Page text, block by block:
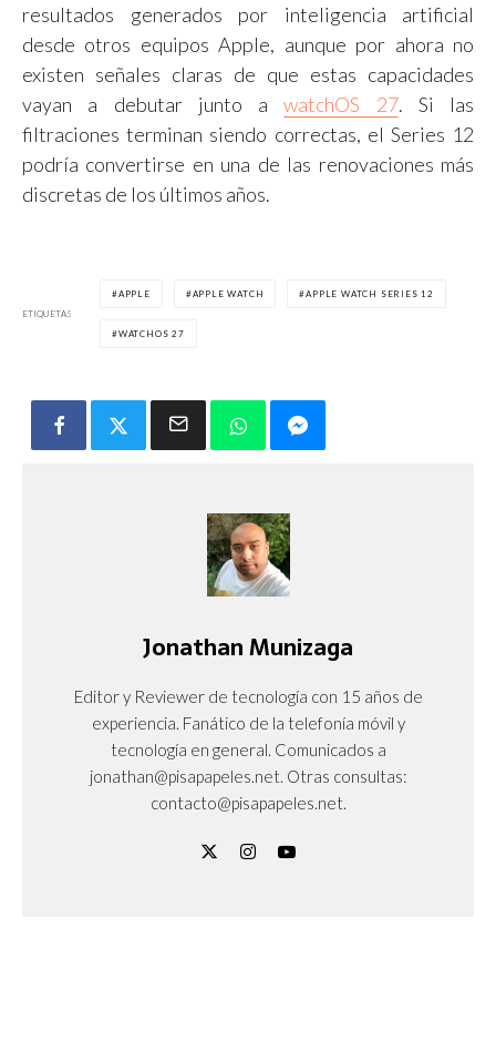
resultados generados por inteligencia artificial
desde otros equipos Apple, aunque por ahora no
existen señales claras de que estas capacidades
vayan a debutar junto awatchOS 27. Si las
filtraciones terminan siendo correctas, el Series 12
podría convertirse en una de las renovaciones más
discretas de los últimos años.
ETIQUETAS
APPLE APPLE WATCH APPLE WATCH SERIES 12
WATCHOS 27
Jonathan Munizaga
Editor y Reviewer de tecnología con 15 años de
experiencia. Fanático de la telefonía móvil y
tecnología en general. Comunicados a
jonathan@pisapapeles.net. Otras consultas:
contacto@pisapapeles.net.